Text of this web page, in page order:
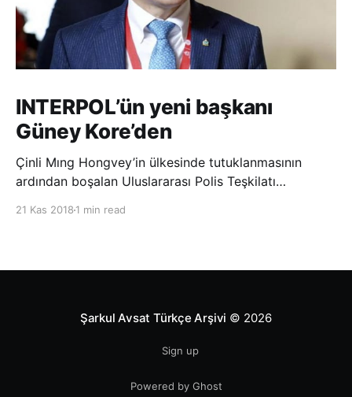
INTERPOL’ün yeni başkanı
Güney Kore’den
Çinli Mıng Hongvey’in ülkesinde tutuklanmasının
ardından boşalan Uluslararası Polis Teşkilatı
21 Kas 2018 1 min read
Şarkul Avsat Türkçe Arşivi © 2026
Sign up
Powered by Ghost